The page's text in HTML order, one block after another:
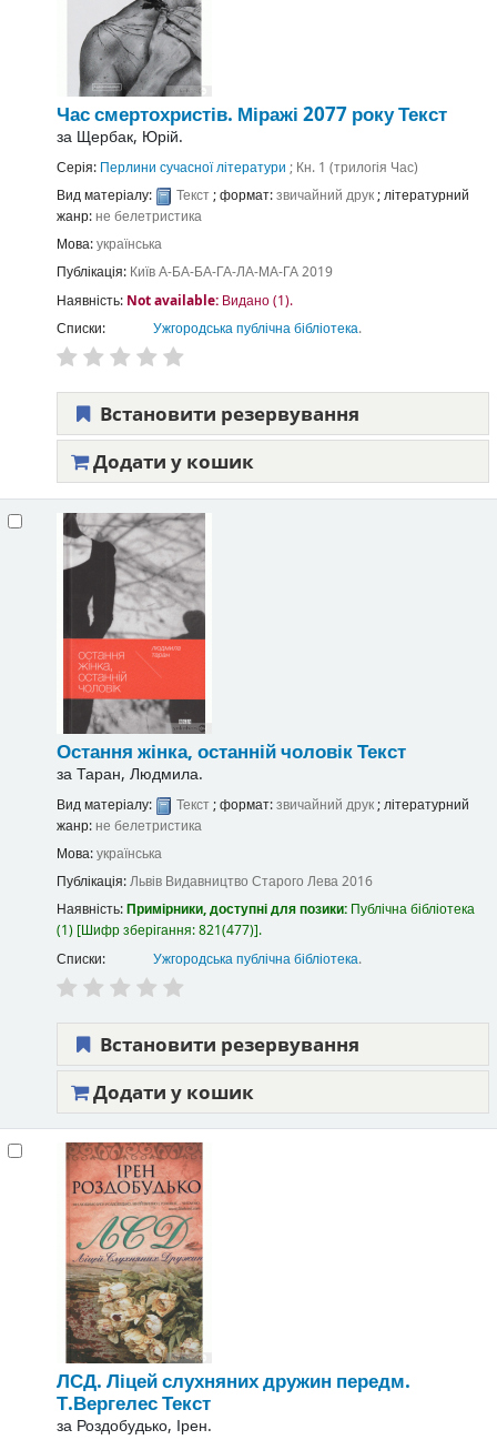
Час смертохристів. Міражі 2077 рокуТекст
за Щербак, Юрій.
Серія: Перлини сучасної літератури ; Кн. 1 (трилогія Час)
Вид матеріалу:
Текст; формат:звичайний друк; літературний
жанр:не белетристика
Мова:українська
Публікація: КиївА-БА-БА-ГА-ЛА-МА-ГА2019
Наявність: Not available: Видано (1).
Списки:
Ужгородська публічна бібліотека.
Встановити резервування
Додати у кошик
Остання жінка, останній чоловікТекст
заТаран, Людмила.
Вид матеріалу: Текст; формат:звичайний друк; літературний
жанр: не белетристика
Мова:українська
Публікація:Львів Видавництво Старого Лева2016
Наявність:Примірники, доступні для позики: Публічна бібліотека
(1) Шифр зберігання:821(477) .
Списки:
Ужгородська публічна бібліотека.
Встановити резервування
Додати у кошик
ЛСД. Ліцей слухняних дружин передм.
Т.ВергелесТекст
за Роздобудько, Ірен.